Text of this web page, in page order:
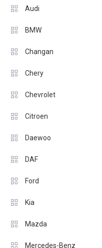
Audi
BMW
Changan
Chery
Chevrolet
Citroen
Daewoo
DAF
Ford
Kia
Mazda
Mercedes-Benz